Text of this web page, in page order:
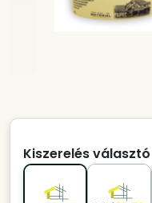
Kiszerelés választó